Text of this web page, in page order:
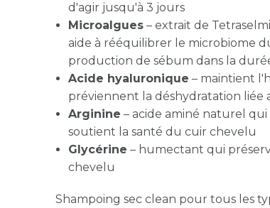
d'agir jusqu'à 3 jours
Microalgues– extrait de
aide à rééquilibrer le microbiome
production de sébum dans la
Acide hyaluronique – maintient
préviennent la déshydratation liée
Arginine – acide aminé naturel
soutient la santé du cuir chevelu
Glycérine – humectant qui
chevelu
Shampoing sec clean pour tous les